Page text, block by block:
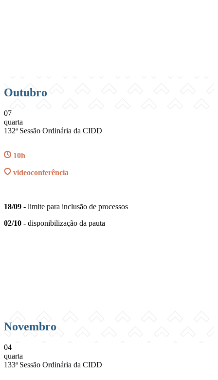
Outubro
07
quarta
132ª Sessão Ordinária da CIDD
10h
videoconferência
18/09 - limite para inclusão de processos
02/10 - disponibilização da pauta
Novembro
04
quarta
133ª Sessão Ordinária da CIDD